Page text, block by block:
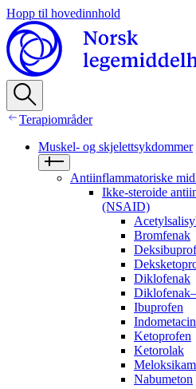
Hopp til hovedinnhold
Terapiområder
Muskel- og skjelettsykdommer
Antiinflammatoriske
Ikke‑steroide
(NSAID)
Bromfenak
Diklofenak
Ibuprofen
Indometacin
Ketoprofen
Ketorolak
Meloksikam
Nabumeton